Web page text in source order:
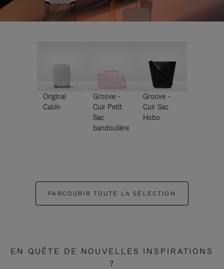
Original
Cabin
Groove -
Cuir Petit
Sac
bandoulière
Groove -
Cuir Sac
Hobo
PARCOURIR TOUTE LA SÉLECTION
EN QUÊTE DE NOUVELLES INSPIRATIONS
?